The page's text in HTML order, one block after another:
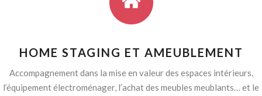
HOME STAGING ET AMEUBLEMENT
Accompagnement dans la mise en valeur des espaces intérieurs,
l’équipement électroménager, l’achat des meubles meublants… et le